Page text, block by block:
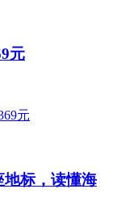
元
标，读懂海